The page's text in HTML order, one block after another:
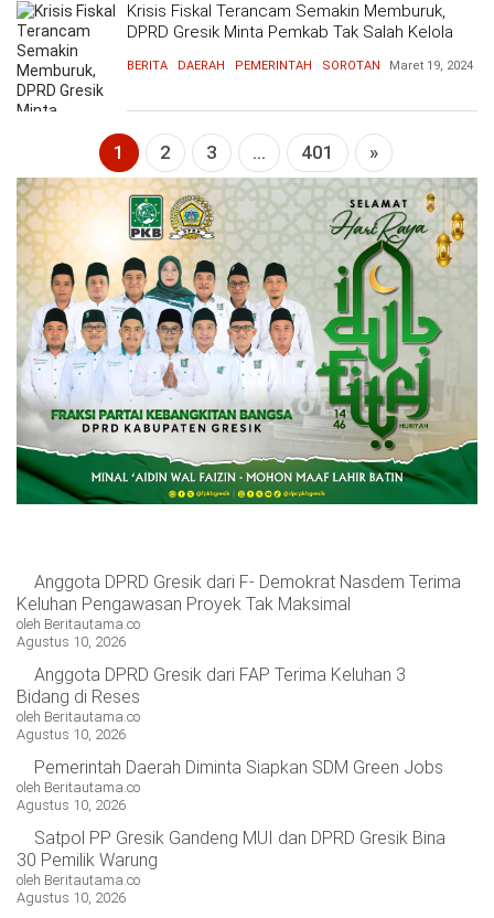
Krisis Fiskal Terancam Semakin Memburuk,
DPRD Gresik Minta Pemkab Tak Salah Kelola
BERITA DAERAH PEMERINTAH SOROTAN Maret 19, 2024
1 2 3 ... 401 »
Anggota DPRD Gresik dari F- Demokrat Nasdem Terima
Keluhan Pengawasan Proyek Tak Maksimal
oleh Beritautama.co
Agustus 10, 2026
Anggota DPRD Gresik dari FAP Terima Keluhan 3
Bidang di Reses
oleh Beritautama.co
Agustus 10, 2026
Pemerintah Daerah Diminta Siapkan SDM Green Jobs
oleh Beritautama.co
Agustus 10, 2026
Satpol PP Gresik Gandeng MUI dan DPRD Gresik Bina
30 Pemilik Warung
oleh Beritautama.co
Agustus 10, 2026